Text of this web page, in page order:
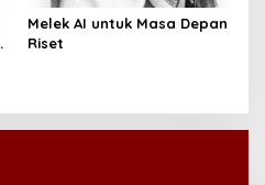
Melek AI untuk Masa Depan
Riset